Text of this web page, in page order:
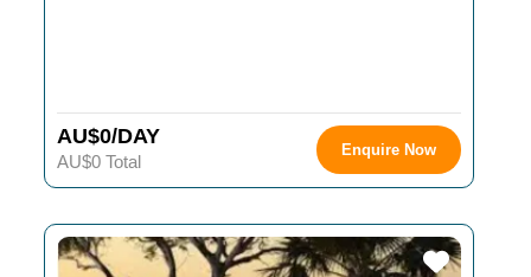
AU$0/DAY
AU$0 Total
Enquire Now